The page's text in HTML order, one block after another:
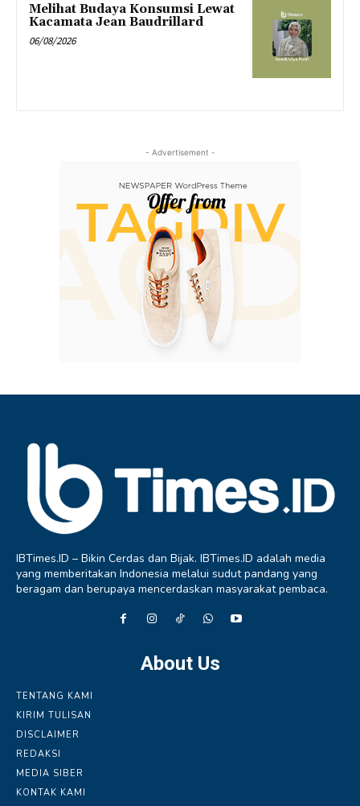
Melihat Budaya Konsumsi Lewat
Kacamata Jean Baudrillard
06/08/2026
- Advertisement -
IBTimes.ID – Bikin Cerdas dan Bijak. IBTimes.ID adalah media
yang memberitakan Indonesia melalui sudut pandang yang
beragam dan berupaya mencerdaskan masyarakat pembaca.
About Us
TENTANG KAMI
KIRIM TULISAN
DISCLAIMER
REDAKSI
MEDIA SIBER
KONTAK KAMI